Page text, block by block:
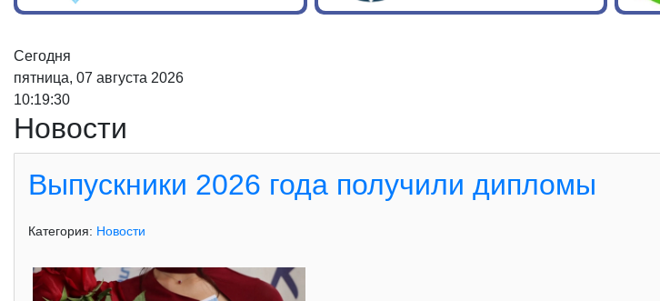
Сегодня
пятница, 07 августа 2026
10:19:31
Новости
Выпускники 2026 года получили дипломы
Категория: Новости